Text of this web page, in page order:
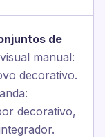
de
manual:
decorativo.
decorativo,